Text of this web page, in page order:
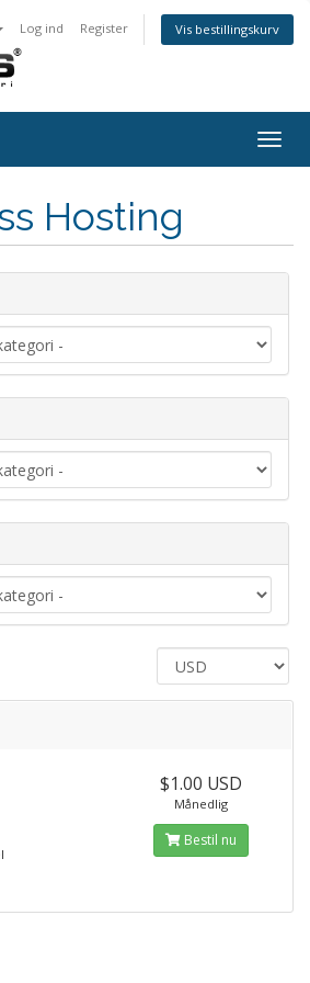
Log ind Register Vis bestillingskurv
Hosting
$1.00 USD
Månedlig
Bestil nu